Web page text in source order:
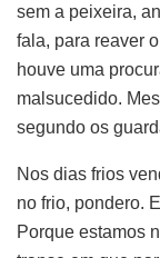
sem a peixeira,
fala, para reaver
houve uma
malsucedido.
segundo os
Nos dias frios
no frio, pondero.
Porque estamos